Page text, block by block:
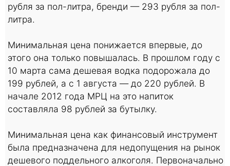
рубля за пол-литра, бренди — 293 рубля за пол-
литра.
Минимальная цена понижается впервые, до
этого она только повышалась. В прошлом году с
10 марта сама дешевая водка подорожала до
199 рублей, а с 1 августа — до 220 рублей. В
начале 2012 года МРЦ на это напиток
составляла 98 рублей за бутылку.
Минимальная цена как финансовый инструмент
была предназначена для недопущения на рынок
дешевого поддельного алкоголя. Первоначально